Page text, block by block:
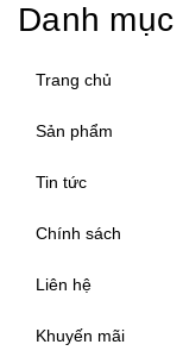
Danh mục
Trang chủ
Sản phẩm
Tin tức
Chính sách
Liên hệ
Khuyến mãi